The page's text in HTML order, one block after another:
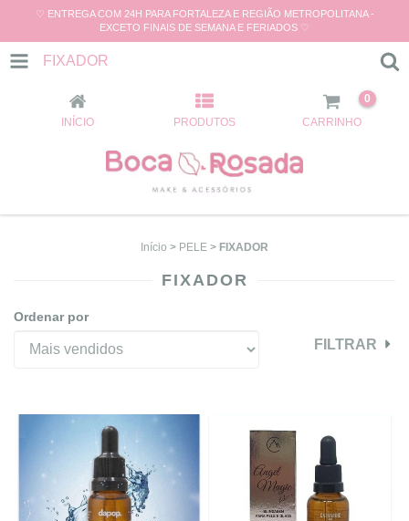
♡ ENTREGA COM 24H PARA FORTALEZA E REGIÃO METROPOLITANA -
EXCETO FINAIS DE SEMANA E FERIADOS ♡
FIXADOR
INÍCIO PRODUTOS CARRINHO
0
Início > PELE > FIXADOR
FIXADOR
Ordenar por
FILTRAR